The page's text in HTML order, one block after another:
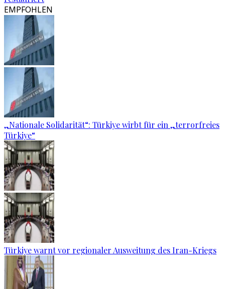
EMPFOHLEN
„Nationale Solidarität“: Türkiye wirbt für ein „terrorfreies
Türkiye“
Türkiye warnt vor regionaler Ausweitung des Iran-Kriegs